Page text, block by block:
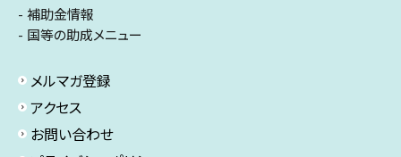
補助金情報
国等の助成メニュー
メルマガ登録
アクセス
お問い合わせ